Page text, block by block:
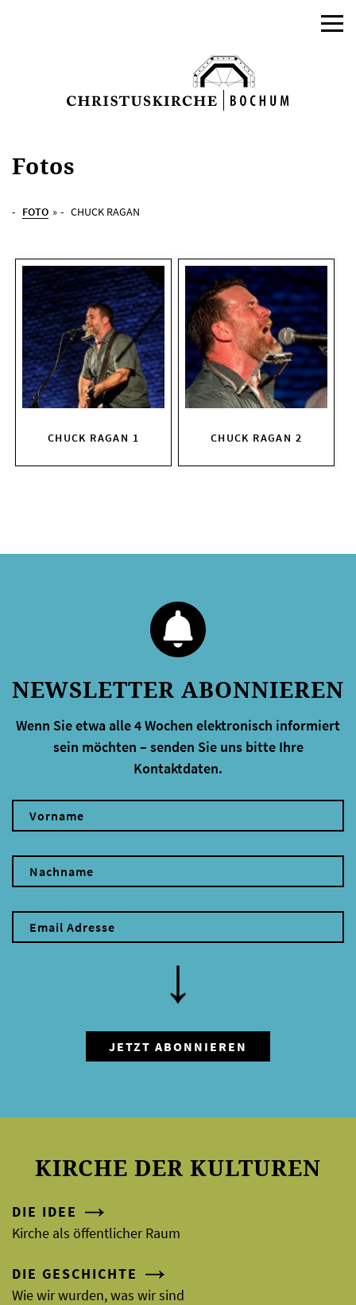
AKTUELLES
PROGRAMM
KIRCHE DER KULTUREN
FOTOS
KONTAKT
Fotos
FOTO » CHUCK RAGAN
CHUCK RAGAN 1 CHUCK RAGAN 2
NEWSLETTER ABONNIEREN
Wenn Sie etwa alle 4 Wochen elektronisch informiert
sein möchten – senden Sie uns bitte Ihre
Kontaktdaten.
KIRCHE DER KULTUREN
DIE IDEE
Kirche als öffentlicher Raum
DIE GESCHICHTE
Wie wir wurden, was wir sind